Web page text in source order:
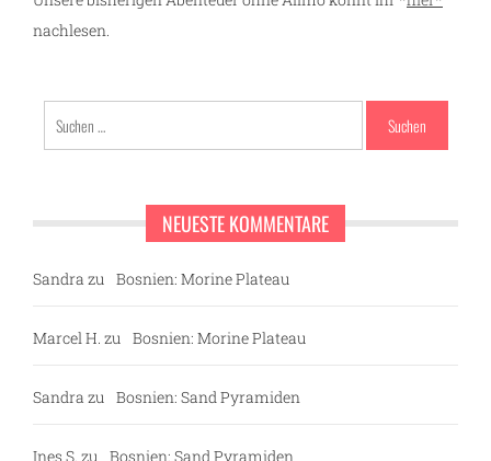
nachlesen.
Suchen
nach:
NEUESTE KOMMENTARE
Sandra zu Bosnien: Morine Plateau
Marcel H. zu Bosnien: Morine Plateau
Sandra zu Bosnien: Sand Pyramiden
Ines S. zu Bosnien: Sand Pyramiden